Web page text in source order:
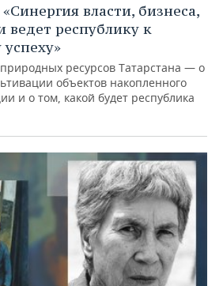
власти, бизнеса,
ведет республику к
ресурсов Татарстана — о
объектов накопленного
и о том, какой будет республика